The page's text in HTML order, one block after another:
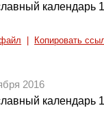
календарь
Копировать
2016
календарь